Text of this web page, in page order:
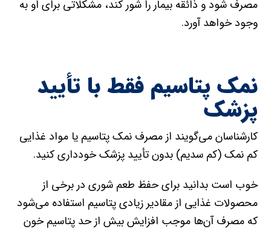
مصرف شود و ذائقه بیمار را شور کند، مشکلاتی برای او به
وجود خواهد آورد.
نمک پتاسیم فقط با تأیید
پزشک
کارشناسان می‌گویند از مصرف نمک پتاسیم یا مواد غذایی
کم نمک (کم سدیم) بدون تأیید پزشک خودداری کنید.
خوب است بدانید برای حفظ طعم شوری در برخی از
محصولات غذایی از مقادیر زیادی پتاسیم استفاده می‌شود
که مصرف آن‌ها موجب افزایش بیش از حد پتاسیم خون